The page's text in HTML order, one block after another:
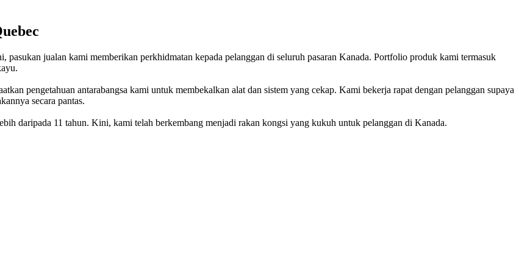
jualan kami memberikan perkhidmatan kepada pelanggan di seluruh pasaran Kanada. Portfolio produk kami termasuk
pengetahuan antarabangsa kami untuk membekalkan alat dan sistem yang cekap. Kami bekerja rapat dengan pelanggan supaya
secara pantas.
daripada 11 tahun. Kini, kami telah berkembang menjadi rakan kongsi yang kukuh untuk pelanggan di Kanada.